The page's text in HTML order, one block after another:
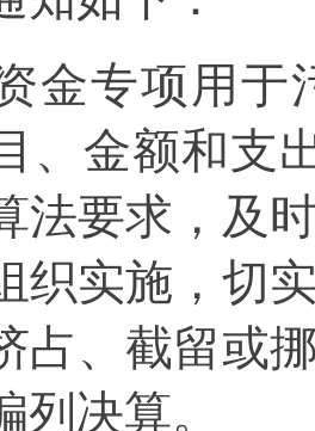
金专项用于
、金额和支
法要求，及
织实施，切
占、截留或
列决算。